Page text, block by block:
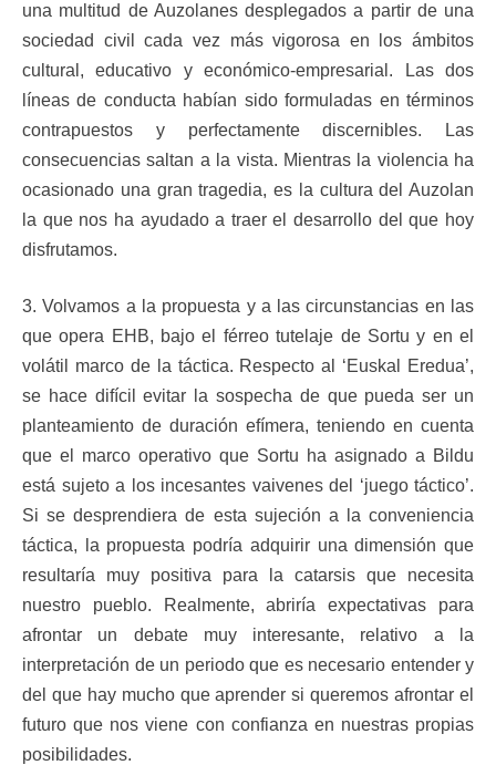
una multitud de Auzolanes desplegados a partir de una
sociedad civil cada vez más vigorosa en los ámbitos
cultural, educativo y económico-empresarial. Las dos
líneas de conducta habían sido formuladas en términos
contrapuestos y perfectamente discernibles. Las
consecuencias saltan a la vista. Mientras la violencia ha
ocasionado una gran tragedia, es la cultura del Auzolan
la que nos ha ayudado a traer el desarrollo del que hoy
disfrutamos.
3. Volvamos a la propuesta y a las circunstancias en las
que opera EHB, bajo el férreo tutelaje de Sortu y en el
volátil marco de la táctica. Respecto al ‘Euskal Eredua’,
se hace difícil evitar la sospecha de que pueda ser un
planteamiento de duración efímera, teniendo en cuenta
que el marco operativo que Sortu ha asignado a Bildu
está sujeto a los incesantes vaivenes del ‘juego táctico’.
Si se desprendiera de esta sujeción a la conveniencia
táctica, la propuesta podría adquirir una dimensión que
resultaría muy positiva para la catarsis que necesita
nuestro pueblo. Realmente, abriría expectativas para
afrontar un debate muy interesante, relativo a la
interpretación de un periodo que es necesario entender y
del que hay mucho que aprender si queremos afrontar el
futuro que nos viene con confianza en nuestras propias
posibilidades.